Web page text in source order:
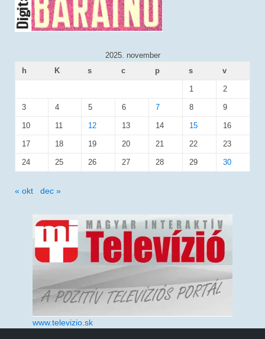
2025. november
h
K s c p s v
1 2
3 4 5 6 7 8 9
10 11 12 13 14 15 16
17 18 19 20 21 22 23
24 25 26 27 28 29 30
« okt dec »
www.televizio.sk